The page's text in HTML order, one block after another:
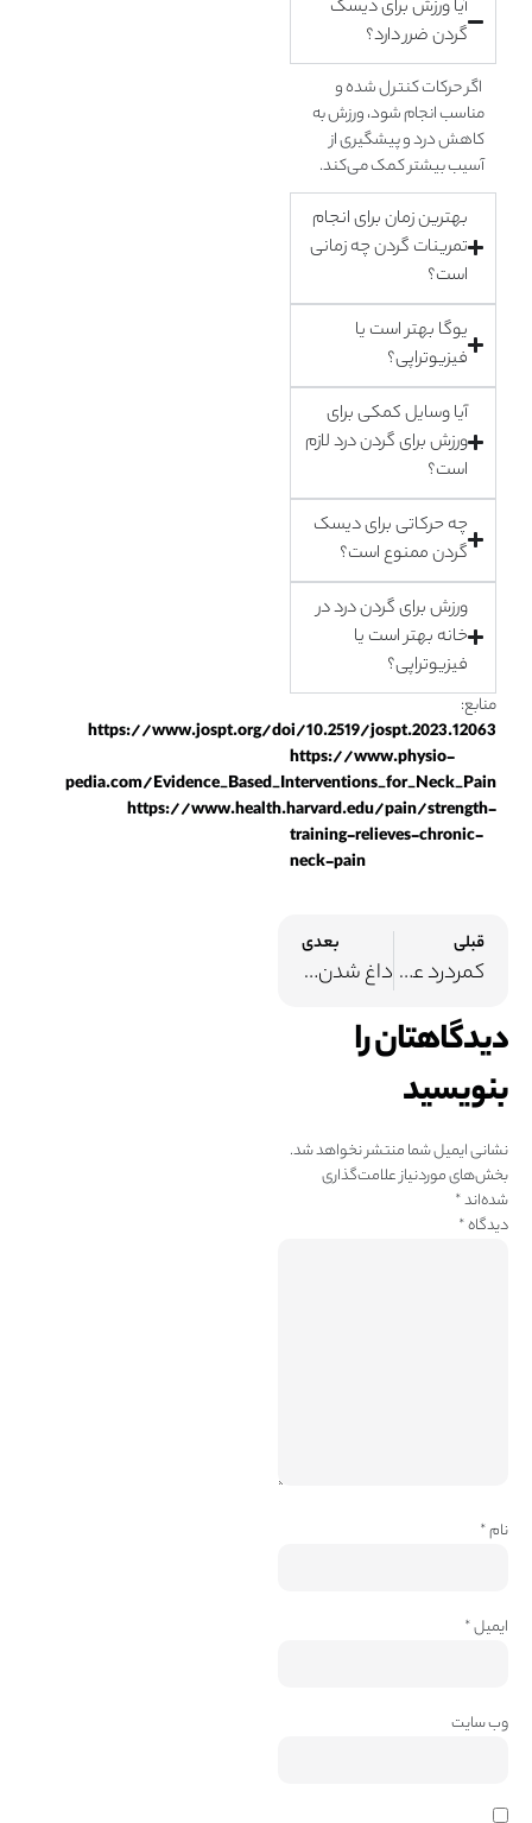
آیا ورزش برای دیسک
گردن ضرر دارد؟
اگر حرکات کنترل‌ شده و
مناسب انجام شود، ورزش به
کاهش درد و پیشگیری از
آسیب بیشتر کمک می‌کند.
بهترین زمان برای انجام
تمرینات گردن چه زمانی
است؟
یوگا بهتر است یا
فیزیوتراپی؟
آیا وسایل کمکی برای
ورزش برای گردن درد لازم
است؟
چه حرکاتی برای دیسک
گردن ممنوع است؟
ورزش برای گردن درد در
خانه بهتر است یا
فیزیوتراپی؟
منابع:
https://www.jospt.org/doi/10.2519/jospt.2023.12063
https://www.physio-
pedia.com/Evidence_Based_Interventions_for_Neck_Pain
https://www.health.harvard.edu/pain/strength-
training-relieves-chronic-
neck-pain
قبلی
کمردرد عصبی چیست؟ علل، علائم و روش‌های درمان خانگی و پزشکی
بعدی
داغ شدن کف پا: علت‌ها، نشانه‌ها و درمان‌های علمی و خانگی
دیدگاهتان را
بنویسید
نشانی ایمیل شما منتشر نخواهد شد.
بخش‌های موردنیاز علامت‌گذاری
شده‌اند*
دیدگاه*
نام*
ایمیل*
وب‌ سایت